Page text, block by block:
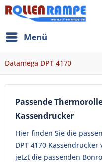
Menü
Datamega DPT 4170
Passende
Kassendrucker
Hier finden Sie die
DPT 4170 Kassendrucker
jetzt die passenden